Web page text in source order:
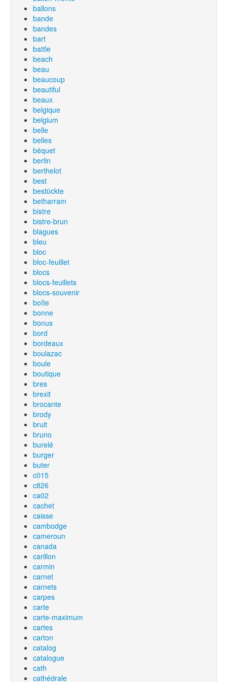
ballons
bande
bandes
bart
battle
beach
beau
beaucoup
beautiful
beaux
belgique
belgium
belle
belles
béquet
berlin
berthelot
best
bestückte
betharram
bistre
bistre-brun
blagues
bleu
bloc
bloc-feuillet
blocs
blocs-feuillets
blocs-souvenir
boîte
bonne
bonus
bord
bordeaux
boulazac
boule
boutique
bres
brexit
brocante
brody
bruit
bruno
burelé
burger
buter
c015
c826
ca02
cachet
caisse
cambodge
cameroun
canada
carillon
carmin
carnet
carnets
carpes
carte
carte-maximum
cartes
carton
catalog
catalogue
cath
cathédrale